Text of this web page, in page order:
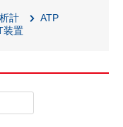
計
ATP
装置